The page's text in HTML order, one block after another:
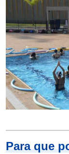
Para que